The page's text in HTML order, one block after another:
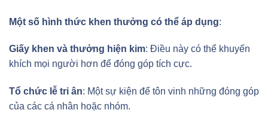
Một số hình thức khen thưởng có thể áp dụng:
Giấy khen và thưởng hiện kim: Điều này có thể khuyến
khích mọi người hơn để đóng góp tích cực.
Tổ chức lễ tri ân: Một sự kiện để tôn vinh những đóng góp
của các cá nhân hoặc nhóm.